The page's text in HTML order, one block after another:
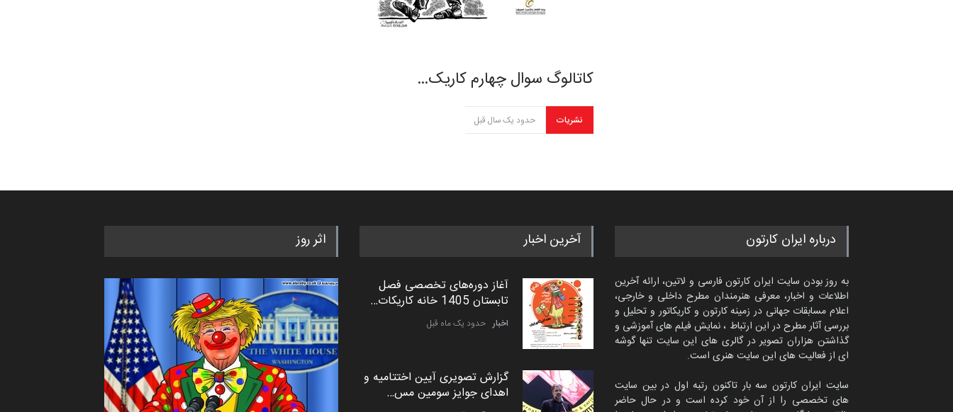
کاتالوگ سوال چهارم کاریک…
نشریات حدود یک سال قبل
درباره ایران کارتون
به روز بودن سایت ایران کارتون فارسی و لاتین، ارائه آخرین
اطلاعات و اخبار، معرفی هنرمندان مطرح داخلی و خارجی،
اعلام مسابقات جهانی در زمینه کارتون و کاریکاتور و تحلیل و
بررسی آثار مطرح در این ارتباط ، نمایش فیلم های آموزشی و
گذاشتن هزاران تصویر در گالری های این سایت تنها گوشه
ای از فعالیت های این سایت هنری است.
سایت ایران کارتون سه بار تاکنون رتبه اول در بین سایت
های تخصصی را از آن خود کرده است و در حال حاضر
آخرین اخبار
آغاز دوره‌های تخصصی فصل
تابستان 1405 خانه کاریکات…
اخبار حدود یک ماه قبل
گزارش تصویری آیین اختتامیه و
اهدای جوایز سومین مس…
اثر روز